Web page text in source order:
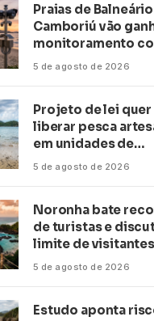
Praias de Balneário
Camboriú vão
monitoramento
inteligência
5 de agosto de 2026
Projeto de lei quer
liberar pesca
em unidades de
conservação
5 de agosto de 2026
Noronha bate
de turistas e
limite de
a Anac
5 de agosto de 2026
Estudo aponta